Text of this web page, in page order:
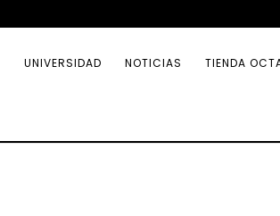
UNIVERSIDAD NOTICIAS TIENDA